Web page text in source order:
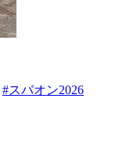
#スバオン2026